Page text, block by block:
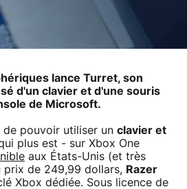
lance Turret, son
d'un clavier et d'une souris
de Microsoft.
de pouvoir utiliser un clavier et
plus est - sur Xbox One
aux États-Unis (et très
prix de 249,99 dollars, Razer
Xbox dédiée. Sous licence de